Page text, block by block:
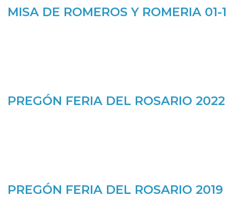
MISA DE ROMEROS Y ROMERIA
PREGÓN FERIA DEL ROSARIO 2022
PREGÓN FERIA DEL ROSARIO 2019